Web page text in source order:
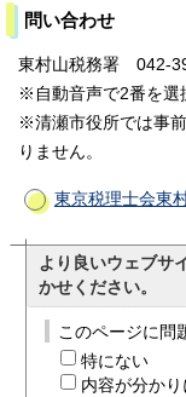
問い合わせ
東村山税務署 042-
※自動音声で2番を選
※清瀬市役所では事
りません。
東京税理士会東
より良いウェブサ
かせください。
このページに問
特にない
内容が分か